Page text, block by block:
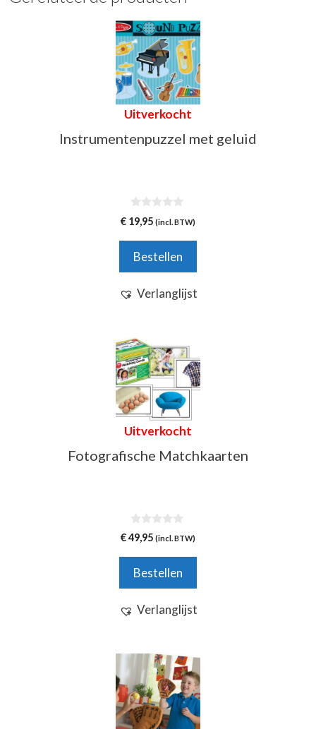
Uitverkocht
Instrumentenpuzzel met geluid
0
v
5
€ 19,95 (incl. BTW)
Bestellen
Verlanglijst
Uitverkocht
Fotografische Matchkaarten
0
v
5
€49,95 (incl. BTW)
Bestellen
Verlanglijst